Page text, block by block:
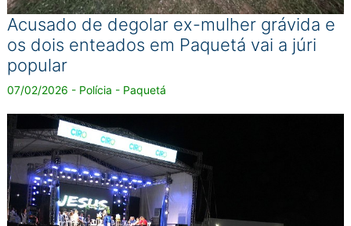
Acusado de degolar ex-mulher grávida e
os dois enteados em Paquetá vai a júri
popular
07/02/2026 - Polícia - Paquetá